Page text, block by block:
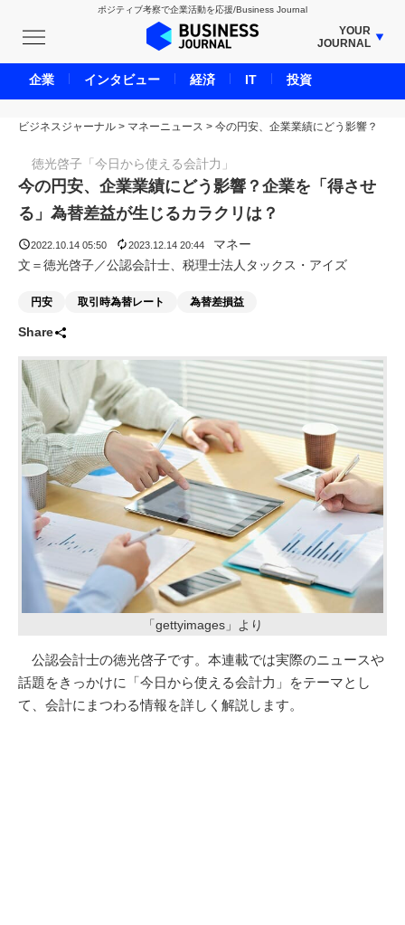
ポジティブ考察で企業活動を応援/Business Journal
YOUR
JOURNAL
BUSINESS JOURNAL
UNICORN JOURNAL
CARBON CREDITS JOURNAL
IVS JOURNAL
ENERGY MANAGEMENT JOURNAL
INBOUND JOURNAL
LIFE ENDING JOURNAL
AI JOURNAL
ADOPTABLE DOG JOURNAL
ビジネスジャーナル > マネーニュース > 今の円安、企業業績にどう影響？
徳光啓子「今日から使える会計力」
今の円安、企業業績にどう影響？企業を「得させ
る」為替差益が生じるカラクリは？
2022.10.14 05:50 2023.12.14 20:44
マネー
文＝徳光啓子／公認会計士、税理士法人タックス・アイズ
円安 取引時為替レート 為替差損益
Share
「gettyimages」より
公認会計士の徳光啓子です。本連載では実際のニュースや
話題をきっかけに「今日から使える会計力」をテーマとし
て、会計にまつわる情報を詳しく解説します。
企業 インタビュー 経済 IT 投資